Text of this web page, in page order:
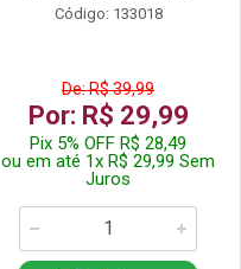
Código: 133018
De: R$ 39,99
Por: R$ 29,99
Pix 5% OFF R$ 28,49
ou em até 1x R$ 29,99 Sem
Juros